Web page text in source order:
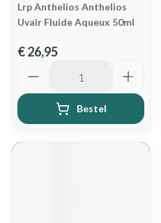
Lrp Anthelios Anthelios
Uvair Fluide Aqueux 50ml
€ 26,95
Bestel